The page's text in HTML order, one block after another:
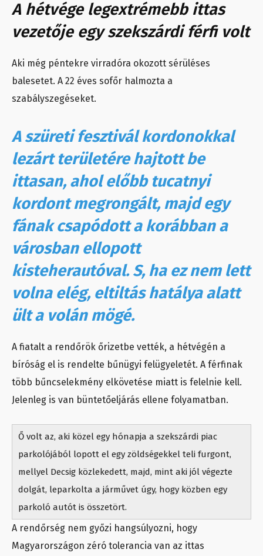
A hétvége legextrémebb ittas
vezetője egy szekszárdi férfi volt
Aki még péntekre virradóra okozott sérüléses
balesetet. A 22 éves sofőr halmozta a
szabályszegéseket.
A szüreti fesztivál kordonokkal
lezárt területére hajtott be
ittasan, ahol előbb tucatnyi
kordont megrongált, majd egy
fának csapódott a korábban a
városban ellopott
kisteherautóval. S, ha ez nem lett
volna elég, eltiltás hatálya alatt
ült a volán mögé.
A fiatalt a rendőrök őrizetbe vették, a hétvégén a
bíróság el is rendelte bűnügyi felügyeletét. A férfinak
több bűncselekmény elkövetése miatt is felelnie kell.
Jelenleg is van büntetőeljárás ellene folyamatban.
Ő volt az, aki közel egy hónapja a szekszárdi piac
parkolójából lopott el egy zöldségekkel teli furgont,
mellyel Decsig közlekedett, majd, mint aki jól végezte
dolgát, leparkolta a járművet úgy, hogy közben egy
parkoló autót is összetört.
A rendőrség nem győzi hangsúlyozni, hogy
Magyarországon zéró tolerancia van az ittas